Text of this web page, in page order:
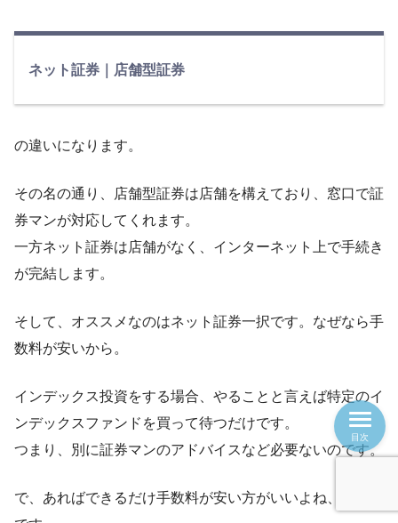
ネット証券｜店舗型証券
の違いになります。
その名の通り、店舗型証券は店舗を構えており、窓口で証
券マンが対応してくれます。
一方ネット証券は店舗がなく、インターネット上で手続き
が完結します。
そして、オススメなのはネット証券一択です。なぜなら手
数料が安いから。
インデックス投資をする場合、やることと言えば特定のイ
ンデックスファンドを買って待つだけです。
つまり、別に証券マンのアドバイスなど必要ないのです。
で、あればできるだけ手数料が安い方がいいよね、って話
目次